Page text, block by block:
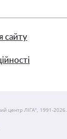
сайту
центр ЛІГА", 1991-2026.